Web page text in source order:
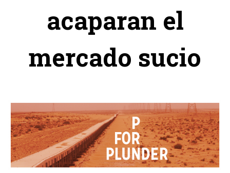
acaparan el
mercado sucio